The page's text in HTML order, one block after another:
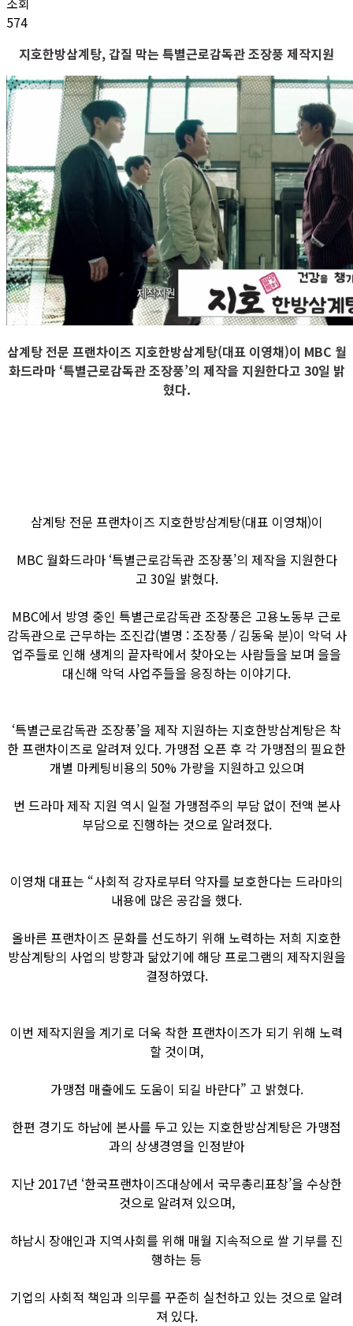
574
지호한방삼계탕, 갑질 막는 특별근로감독관 조장풍 제작지원
삼계탕 전문 프랜차이즈 지호한방삼계탕(대표 이영채)이 MBC 월
화드라마 ‘특별근로감독관 조장풍’의 제작을 지원한다고 30일 밝
혔다.
삼계탕 전문 프랜차이즈 지호한방삼계탕(대표 이영채)이
MBC 월화드라마 ‘특별근로감독관 조장풍’의 제작을 지원한다
고 30일 밝혔다.
MBC에서 방영 중인 특별근로감독관 조장풍은 고용노동부 근로
감독관으로 근무하는 조진갑(별명 : 조장풍 / 김동욱 분)이 악덕 사
업주들로 인해 생계의 끝자락에서 찾아오는 사람들을 보며 을을
대신해 악덕 사업주들을 응징하는 이야기다.
‘특별근로감독관 조장풍’을 제작 지원하는 지호한방삼계탕은 착
한 프랜차이즈로 알려져 있다. 가맹점 오픈 후 각 가맹점의 필요한
개별 마케팅비용의 50% 가량을 지원하고 있으며
번 드라마 제작 지원 역시 일절 가맹점주의 부담 없이 전액 본사
부담으로 진행하는 것으로 알려졌다.
이영채 대표는 “사회적 강자로부터 약자를 보호한다는 드라마의
내용에 많은 공감을 했다.
올바른 프랜차이즈 문화를 선도하기 위해 노력하는 저희 지호한
방삼계탕의 사업의 방향과 닮았기에 해당 프로그램의 제작지원을
결정하였다.
이번 제작지원을 계기로 더욱 착한 프랜차이즈가 되기 위해 노력
할 것이며,
가맹점 매출에도 도움이 되길 바란다” 고 밝혔다.
한편 경기도 하남에 본사를 두고 있는 지호한방삼계탕은 가맹점
과의 상생경영을 인정받아
지난 2017년 ‘한국프랜차이즈대상에서 국무총리표창’을 수상한
것으로 알려져 있으며,
하남시 장애인과 지역사회를 위해 매월 지속적으로 쌀 기부를 진
행하는 등
기업의 사회적 책임과 의무를 꾸준히 실천하고 있는 것으로 알려
져 있다.